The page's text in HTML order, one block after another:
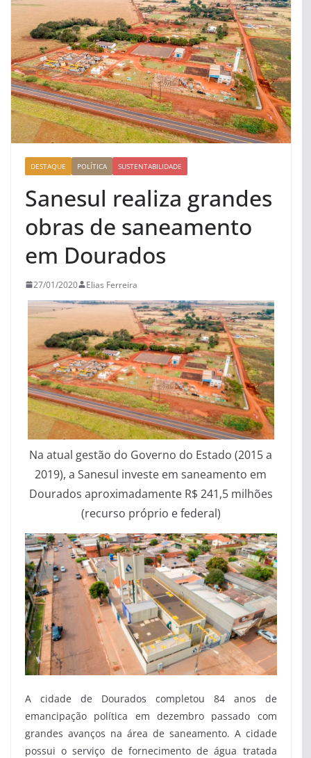
DESTAQUE POLÍTICA SUSTENTABILIDADE
Sanesul realiza grandes
obras de saneamento
em Dourados
27/01/2020 Elias Ferreira
Na atual gestão do Governo do Estado (2015 a
2019), a Sanesul investe em saneamento em
Dourados aproximadamente R$ 241,5 milhões
(recurso próprio e federal)
A cidade de Dourados completou 84 anos de
emancipação política em dezembro passado com
grandes avanços na área de saneamento. A cidade
possui o serviço de fornecimento de água tratada